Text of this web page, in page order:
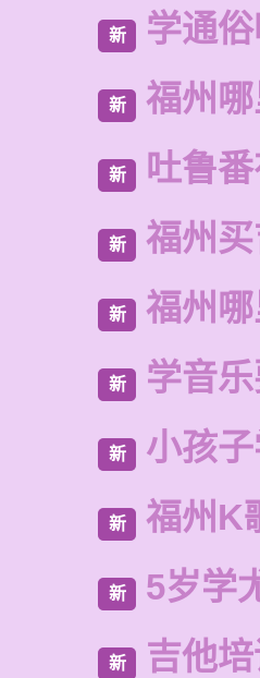
新 学通
新 福州
新 吐鲁
新 福州
新 福州
新 学音
新 小孩
新 福州K
新 5岁学
新 吉他